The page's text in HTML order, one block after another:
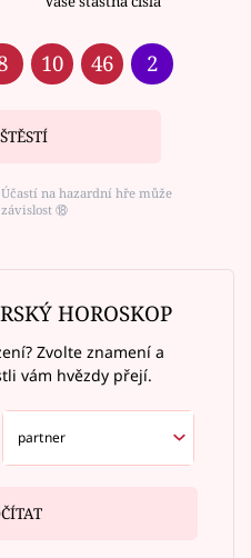
10 46 2
na hazardní hře může
⑱
HOROSKOP
Zvolte znamení a
vám hvězdy přejí.